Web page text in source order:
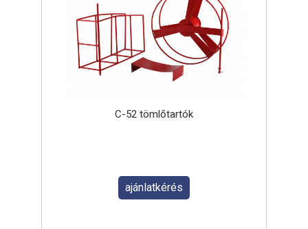
C-52 tömlőtartók
ajánlatkérés